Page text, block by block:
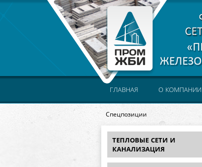
Спецпозиции
ГЛАВНАЯ О КОМПАНИИ
ТЕПЛОВЫЕ СЕТИ И
КАНАЛИЗАЦИЯ